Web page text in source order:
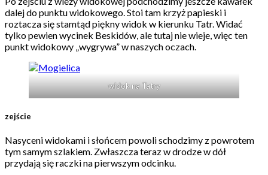
dalej do punktu widokowego. Stoi tam krzyż papieski i
roztacza się stamtąd piękny widok w kierunku Tatr. Widać
tylko pewien wycinek Beskidów, ale tutaj nie wieje, więc ten
punkt widokowy „wygrywa” w naszych oczach.
widok na Tatry
zejście
Nasyceni widokami i słońcem powoli schodzimy z powrotem
tym samym szlakiem. Zwłaszcza teraz w drodze w dół
przydają się raczki na pierwszym odcinku.